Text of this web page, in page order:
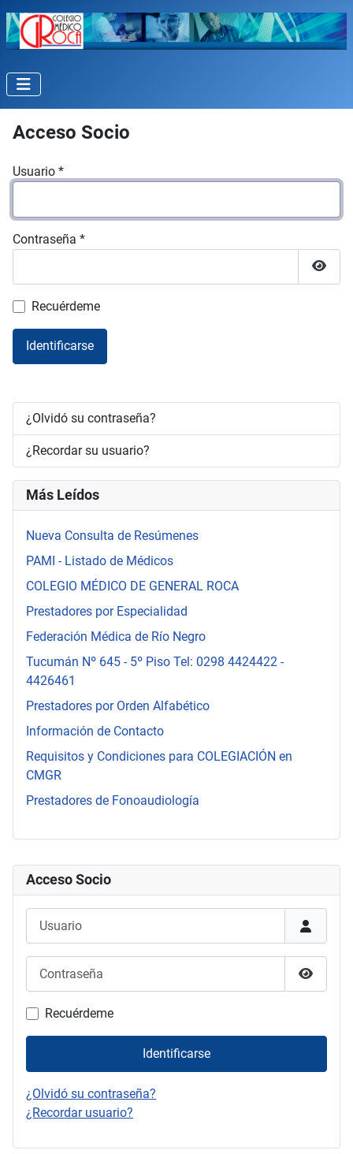
Acceso Socio
Mostrar
Recuérdeme
Identificarse
¿Olvidó su contraseña?
¿Recordar usuario?
Acceso Socio
Usuario *
Contraseña *
Recuérdeme
Identificarse
¿Olvidó su contraseña?
¿Recordar su usuario?
Más Leídos
Nueva Consulta de Resúmenes
PAMI - Listado de Médicos
COLEGIO MÉDICO DE GENERAL ROCA
Prestadores por Especialidad
Federación Médica de Río Negro
Tucumán Nº 645 - 5º Piso Tel: 0298 4424422 -
4426461
Prestadores por Orden Alfabético
Información de Contacto
Requisitos y Condiciones para COLEGIACIÓN en
CMGR
Prestadores de Fonoaudiología